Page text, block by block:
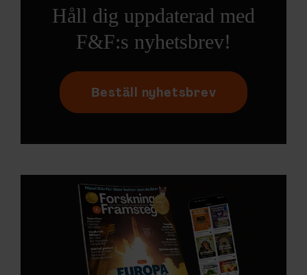
Håll dig uppdaterad med
F&F:s nyhetsbrev!
Beställ nyhetsbrev